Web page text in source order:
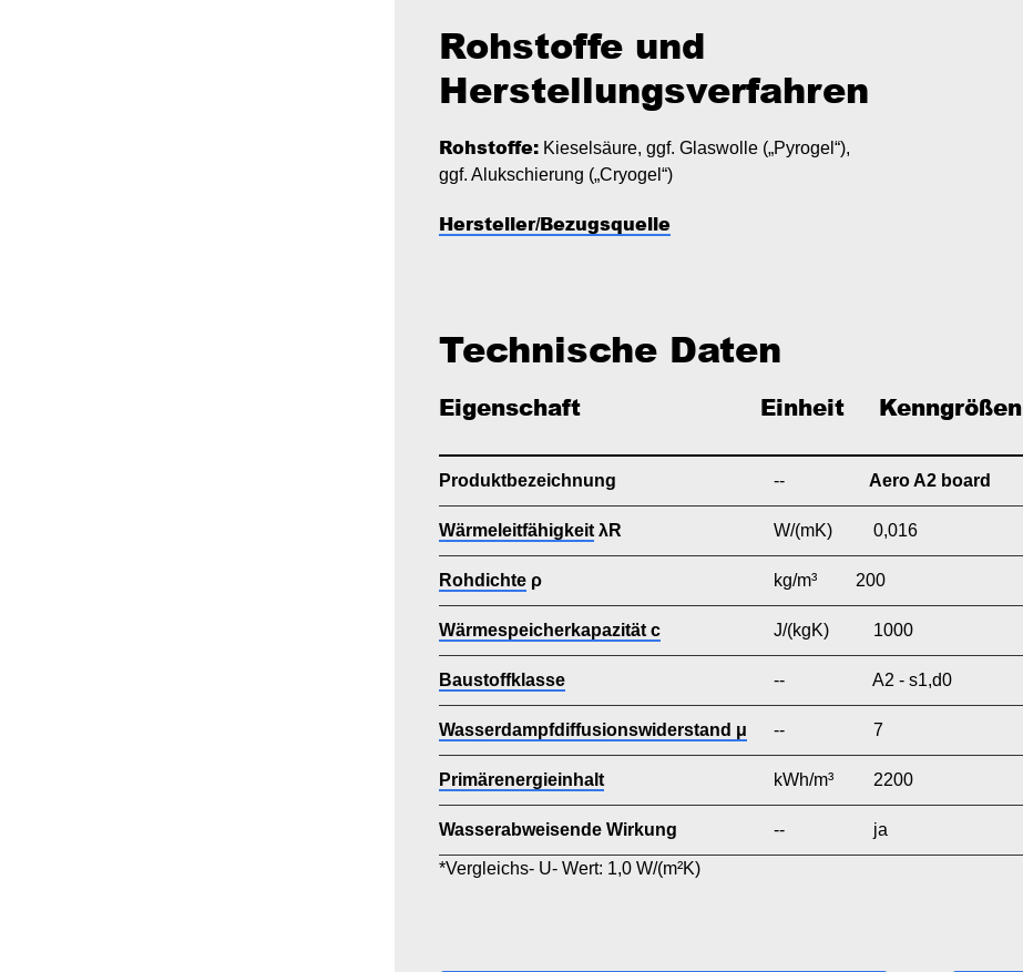
Rohstoffe und
Herstellungsverfahren
Rohstoffe: Kieselsäure, ggf. Glaswolle („Pyrogel“),
ggf. Alukschierung („Cryogel“)
Hersteller/Bezugsquelle
Technische Daten
Eigenschaft Einheit Kenngrößen
Produktbezeichnung -- Aero A2 board
Wärmeleitfähigkeit λR W/(mK) 0,016
Rohdichte ρ kg/m³ 200
Wärmespeicherkapazität c J/(kgK) 1000
Baustoffklasse -- A2 - s1,d0
Wasserdampfdiffusionswiderstand μ -- 7
Primärenergieinhalt kWh/m³ 2200
Wasserabweisende Wirkung -- ja
*Vergleichs- U- Wert: 1,0 W/(m²K)